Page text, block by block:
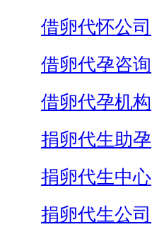
借卵代怀公司
借卵代孕咨询
借卵代孕机构
捐卵代生助孕
捐卵代生中心
捐卵代生公司